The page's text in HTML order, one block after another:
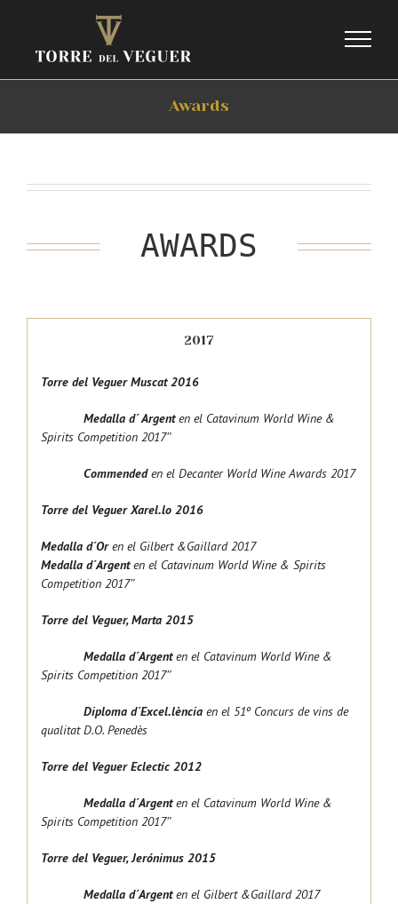
Awards
AWARDS
2017
Torre del Veguer Muscat 2016
Medalla d´ Argenten el Catavinum World Wine &
Spirits Competition 2017″
Commendeden el Decanter World Wine Awards 2017
Torre del Veguer Xarel.lo 2016
Medalla d´Oren el Gilbert &Gaillard 2017
Medalla d´Argenten el Catavinum World Wine & Spirits
Competition 2017″
Torre del Veguer, Marta 2015
Medalla d´Argenten el Catavinum World Wine &
Spirits Competition 2017″
Diploma d´Excel.lència en el 51º Concurs de vins de
qualitat D.O. Penedès
Torre del Veguer Eclectic 2012
Medalla d´Argenten el Catavinum World Wine &
Spirits Competition 2017″
Torre del Veguer, Jerónimus 2015
Medalla d´Argenten el Gilbert &Gaillard 2017